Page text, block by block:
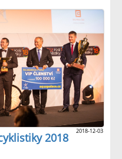
2018-12-03
2018